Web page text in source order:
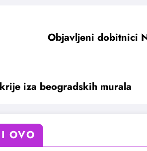
Objavljeni dobitnici
iza beogradskih murala
I OVO